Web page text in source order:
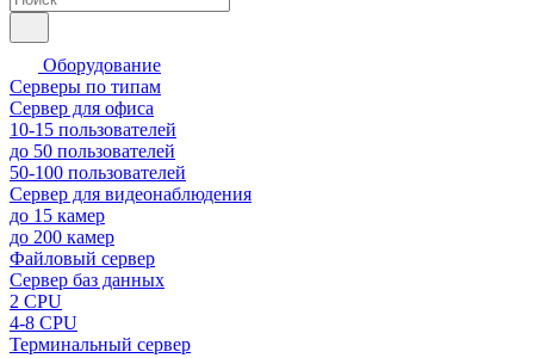
Оборудование
Серверы по типам
Сервер для офиса
10-15 пользователей
до 50 пользователей
50-100 пользователей
Сервер для видеонаблюдения
до 15 камер
до 200 камер
Файловый сервер
Сервер баз данных
2 CPU
4-8 CPU
Терминальный сервер